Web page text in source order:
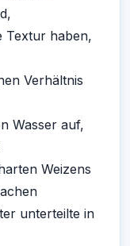
Textur haben,
Verhältnis
Wasser auf,
Weizens
unterteilte in